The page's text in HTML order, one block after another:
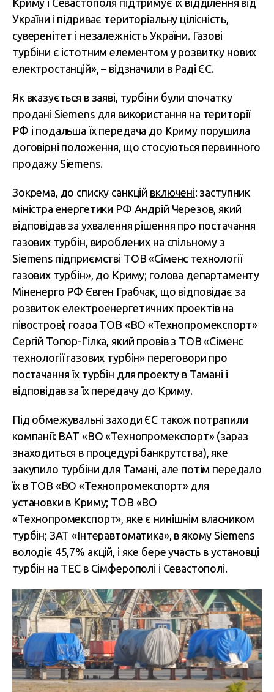
Криму і Севастополя підтримує їх відділення від
України і підриває територіальну цілісність,
суверенітет і незалежність України. Газові
турбіни є істотним елементом у розвитку нових
електростанцій», – відзначили в Раді ЄС.
Як вказується в заяві, турбіни були спочатку
продані Siemens для використання на території
РФ і подальша їх передача до Криму порушила
договірні положення, що стосуються первинного
продажу Siemens.
Зокрема, до списку санкцій включені: заступник
міністра енергетики РФ Андрій Черезов, який
відповідав за ухвалення рішення про постачання
газових турбін, вироблених на спільному з
Siemens підприємстві ТОВ «Сіменс технології
газових турбін», до Криму; голова департаменту
Міненерго РФ Євген Грабчак, що відповідає за
розвиток електроенергетичних проектів на
півострові; гоаоа ТОВ «ВО «Технопромекспорт»
Сергій Топор-Гілка, який провів з ТОВ «Сіменс
технології газових турбін» переговори про
постачання їх турбін для проекту в Тамані і
відповідав за їх передачу до Криму.
Під обмежувальні заходи ЄС також потрапили
компанії: ВАТ «ВО «Технопромекспорт» (зараз
знаходиться в процедурі банкрутства), яке
закупило турбіни для Тамані, але потім передало
їх в ТОВ «ВО «Технопромекспорт» для
установки в Криму; ТОВ «ВО
«Технопромекспорт», яке є нинішнім власником
турбін; ЗАТ «Інтеравтоматика», в якому Siemens
володіє 45,7% акцій, і яке бере участь в установці
турбін на ТЕС в Сімферополі і Севастополі.